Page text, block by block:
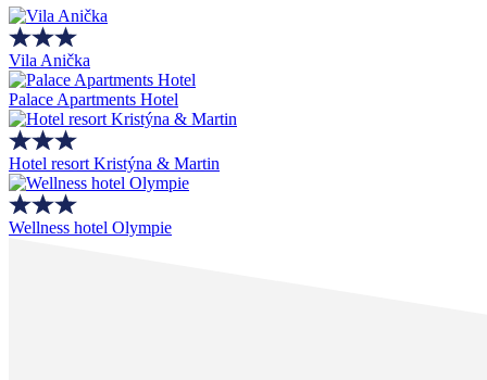
Vila Anička
Palace Apartments Hotel
Hotel resort Kristýna & Martin
Wellness hotel Olympie